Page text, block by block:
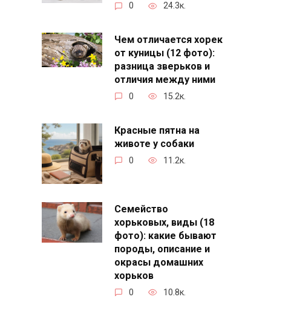
0 24.3к.
Чем отличается хорек
от куницы (12 фото):
разница зверьков и
отличия между ними
0 15.2к.
Красные пятна на
животе у собаки
0 11.2к.
Семейство
хорьковых, виды (18
фото): какие бывают
породы, описание и
окрасы домашних
хорьков
0 10.8к.